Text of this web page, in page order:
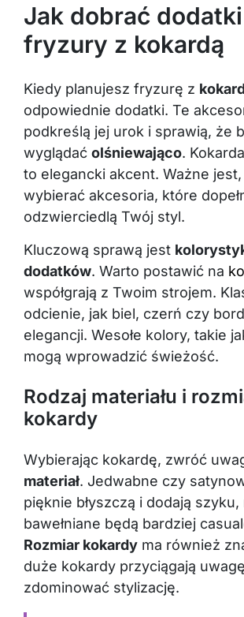
Jak dobrać
fryzury z kokardą
Kiedy planujesz fryzurę z
odpowiednie dodatki. Te
podkreślą jej urok i sprawią, że
wyglądać olśniewająco. Kokarda
to elegancki akcent. Ważne
wybierać akcesoria, które
odzwierciedlą Twój styl.
Kluczową sprawą jest
dodatków. Warto postawić na
współgrają z Twoim strojem.
odcienie, jak biel, czerń czy
elegancji. Wesołe kolory, takie
mogą wprowadzić świeżość.
Rodzaj materiału i
kokardy
Wybierając kokardę, zwróć
materiał. Jedwabne czy
pięknie błyszczą i dodają
bawełniane będą bardziej
Rozmiar kokardy ma również
duże kokardy przyciągają
zdominować stylizację.